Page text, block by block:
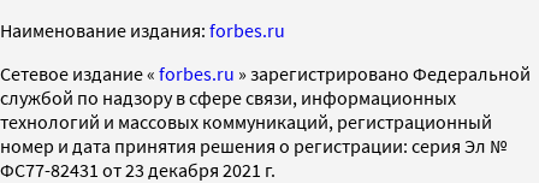
Наименование издания: forbes.ru
Cетевое издание « forbes.ru » зарегистрировано Федеральной
службой по надзору в сфере связи, информационных
технологий и массовых коммуникаций, регистрационный
номер и дата принятия решения о регистрации: серия Эл №
ФС77-82431 от 23 декабря 2021 г.